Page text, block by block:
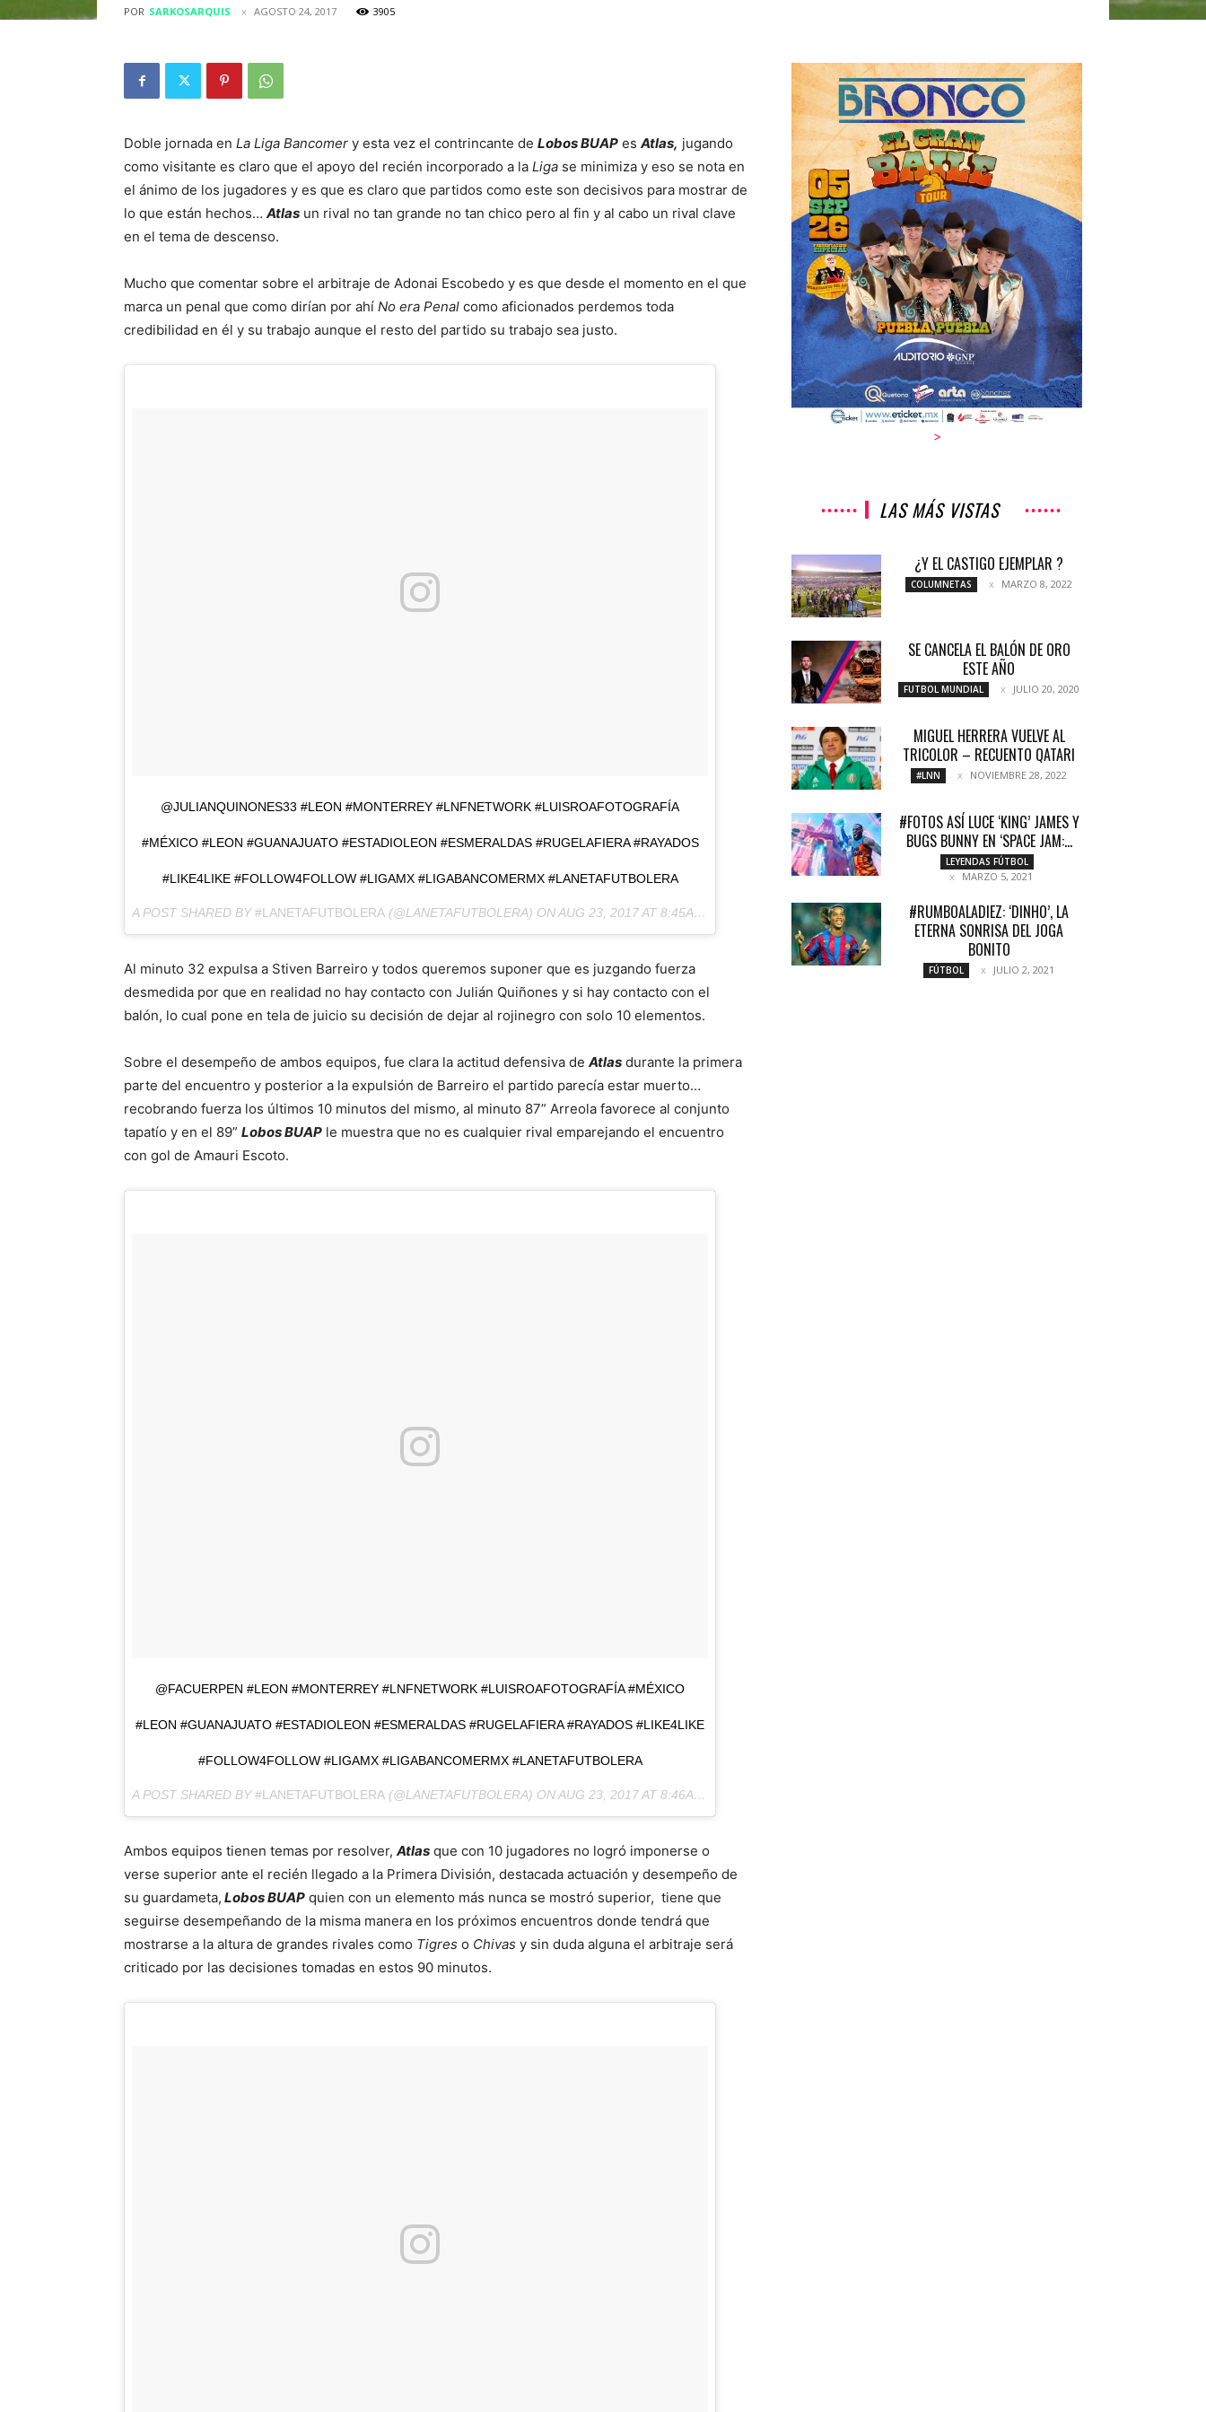
POR SARKOSARQUIS AGOSTO 24, 2017 3905
Doble jornada en La Liga Bancomer y esta vez el contrincante de Lobos BUAP es Atlas, jugando
como visitante es claro que el apoyo del recién incorporado a la Liga se minimiza y eso se nota en
el ánimo de los jugadores y es que es claro que partidos como este son decisivos para mostrar de
lo que están hechos… Atlas un rival no tan grande no tan chico pero al fin y al cabo un rival clave
en el tema de descenso.
Mucho que comentar sobre el arbitraje de Adonai Escobedo y es que desde el momento en el que
marca un penal que como dirían por ahí No era Penal como aficionados perdemos toda
credibilidad en él y su trabajo aunque el resto del partido su trabajo sea justo.
@JULIANQUINONES33 #LEON #MONTERREY #LNFNETWORK #LUISROAFOTOGRAFÍA
#MÉXICO #LEON #GUANAJUATO #ESTADIOLEON #ESMERALDAS #RUGELAFIERA #RAYADOS
#LIKE4LIKE #FOLLOW4FOLLOW #LIGAMX #LIGABANCOMERMX #LANETAFUTBOLERA
A POST SHARED BY#LANETAFUTBOLERA (@LANETAFUTBOLERA) ONAUG 23, 2017 AT 8:45AM PDT
Al minuto 32 expulsa a Stiven Barreiro y todos queremos suponer que es juzgando fuerza
desmedida por que en realidad no hay contacto con Julián Quiñones y si hay contacto con el
balón, lo cual pone en tela de juicio su decisión de dejar al rojinegro con solo 10 elementos.
Sobre el desempeño de ambos equipos, fue clara la actitud defensiva de Atlas durante la primera
parte del encuentro y posterior a la expulsión de Barreiro el partido parecía estar muerto…
recobrando fuerza los últimos 10 minutos del mismo, al minuto 87” Arreola favorece al conjunto
tapatío y en el 89” Lobos BUAP le muestra que no es cualquier rival emparejando el encuentro
con gol de Amauri Escoto.
@FACUERPEN #LEON #MONTERREY #LNFNETWORK #LUISROAFOTOGRAFÍA #MÉXICO
#LEON #GUANAJUATO #ESTADIOLEON #ESMERALDAS #RUGELAFIERA #RAYADOS #LIKE4LIKE
#FOLLOW4FOLLOW #LIGAMX #LIGABANCOMERMX #LANETAFUTBOLERA
A POST SHARED BY#LANETAFUTBOLERA (@LANETAFUTBOLERA) ONAUG 23, 2017 AT 8:46AM PDT
Ambos equipos tienen temas por resolver, Atlas que con 10 jugadores no logró imponerse o
verse superior ante el recién llegado a la Primera División, destacada actuación y desempeño de
su guardameta, Lobos BUAP quien con un elemento más nunca se mostró superior, tiene que
seguirse desempeñando de la misma manera en los próximos encuentros donde tendrá que
mostrarse a la altura de grandes rivales como Tigres o Chivas y sin duda alguna el arbitraje será
criticado por las decisiones tomadas en estos 90 minutos.
>
LAS MÁS VISTAS
¿Y EL CASTIGO EJEMPLAR ?
COLUMNETAS MARZO 8, 2022
SE CANCELA EL BALÓN DE ORO
ESTE AÑO
FUTBOL MUNDIAL JULIO 20, 2020
MIGUEL HERRERA VUELVE AL
TRICOLOR – RECUENTO QATARI
#LNN NOVIEMBRE 28, 2022
#FOTOS ASÍ LUCE ‘KING’ JAMES Y
BUGS BUNNY EN ‘SPACE JAM:...
LEYENDAS FÚTBOL
MARZO 5, 2021
#RUMBOALADIEZ: ‘DINHO’, LA
ETERNA SONRISA DEL JOGA
BONITO
FÚTBOL JULIO 2, 2021